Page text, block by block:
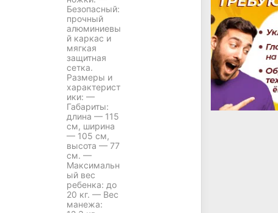
Безопасный:
прочный
алюминиевы
й каркас и
мягкая
защитная
сетка.
Размеры и
характерист
ики: —
Габариты:
длина — 115
см, ширина
— 105 см,
высота — 77
см. —
Максимальн
ый вес
ребенка: до
20 кг. — Вес
манежа: